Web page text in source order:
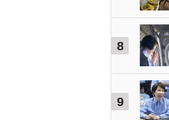
8
9